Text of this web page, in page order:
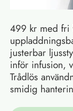
499 kr med fri
justerbar
inför infusion,
Trådlös
smidig